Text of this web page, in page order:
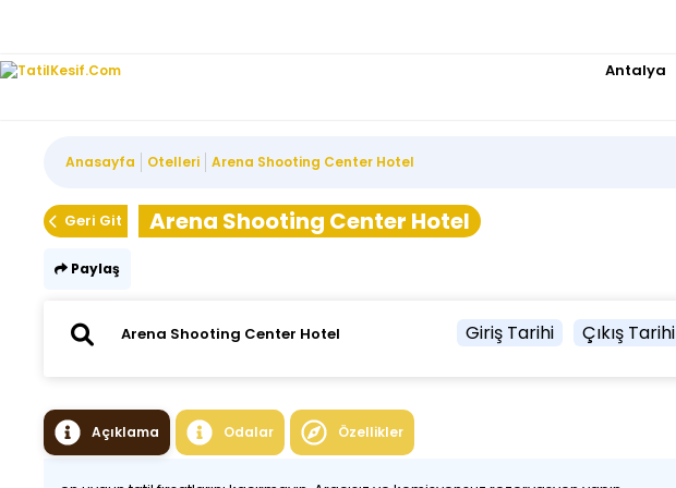
Antalya
Anasayfa Otelleri Arena Shooting Center Hotel
Geri Git Arena Shooting Center Hotel
Paylaş
Giriş Tarihi Çıkış Tarihi
Açıklama Odalar Özellikler